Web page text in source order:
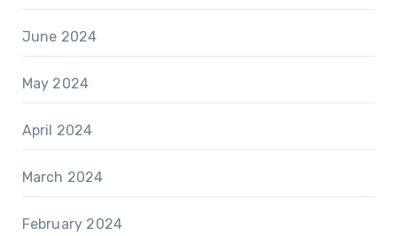
June 2024
May 2024
April 2024
March 2024
February 2024